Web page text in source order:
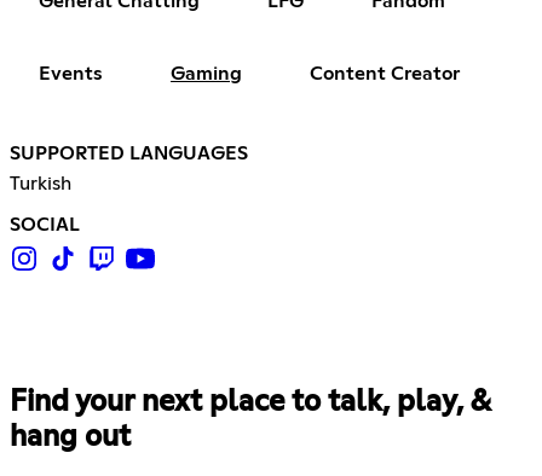
Events Gaming Content Creator
SUPPORTED LANGUAGES
Turkish
SOCIAL
Find your next place to talk, play, &
hang out